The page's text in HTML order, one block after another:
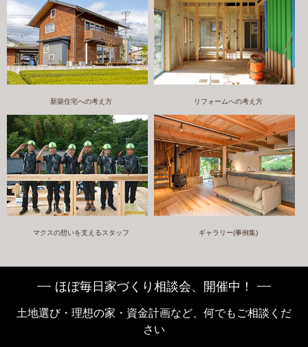
新築住宅への考え方 リフォームへの考え方
マクスの想いを支えるスタッフ ギャラリー(事例集)
ほぼ毎日家づくり相談会、開催中！
土地選び・理想の家・資金計画など、何でもご相談くだ
さい